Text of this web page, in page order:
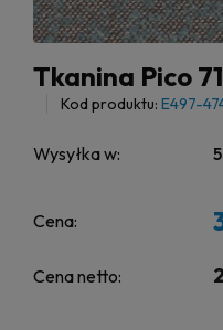
Tkanina Pico 71
Kod produktu: E497-
Wysyłka w:
Cena:
Cena netto: